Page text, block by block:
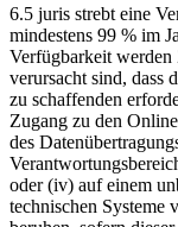
6.5 juris strebt eine
mindestens 99 % im
Verfügbarkeit
verursacht sind, dass
zu schaffenden
Zugang zu den
des
oder (iv) auf einem
technischen